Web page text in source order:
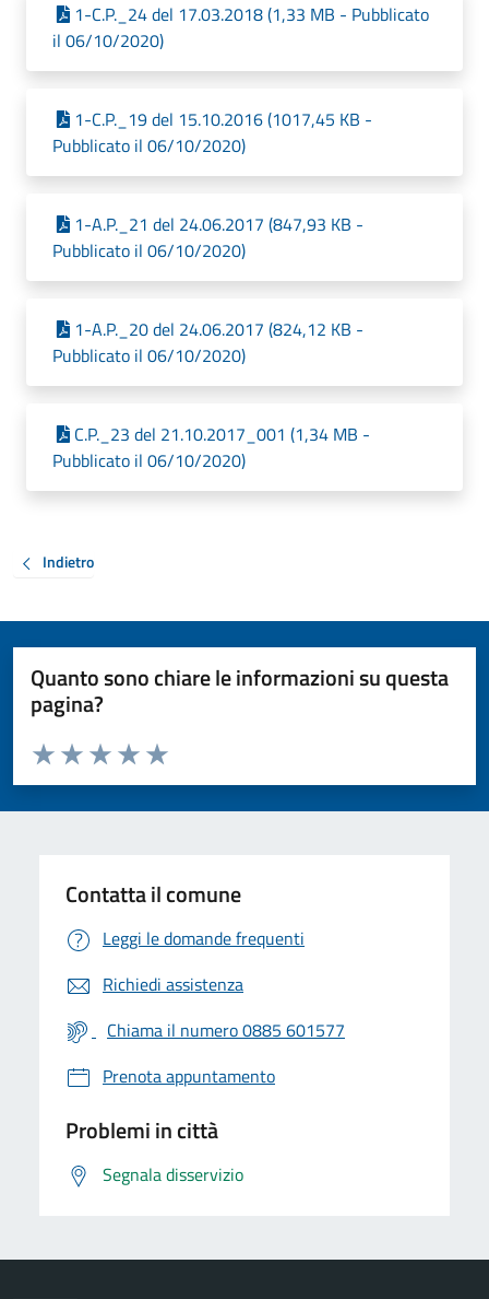
1-C.P._24 del 17.03.2018 (1,33 MB - Pubblicato
il 06/10/2020)
1-C.P._19 del 15.10.2016 (1017,45 KB -
Pubblicato il 06/10/2020)
1-A.P._21 del 24.06.2017 (847,93 KB -
Pubblicato il 06/10/2020)
1-A.P._20 del 24.06.2017 (824,12 KB -
Pubblicato il 06/10/2020)
C.P._23 del 21.10.2017_001 (1,34 MB -
Pubblicato il 06/10/2020)
Indietro
Quanto sono chiare le informazioni su questa
pagina?
Valuta da 1 a 5 stelle la pagina
Valuta 5 stelle su 5
Valuta 4 stelle su 5
Valuta 3 stelle su 5
Valuta 2 stelle su 5
Valuta 1 stelle su 5
Contatta il comune
Leggi le domande frequenti
Richiedi assistenza
Chiama il numero 0885 601577
Prenota appuntamento
Problemi in città
Segnala disservizio